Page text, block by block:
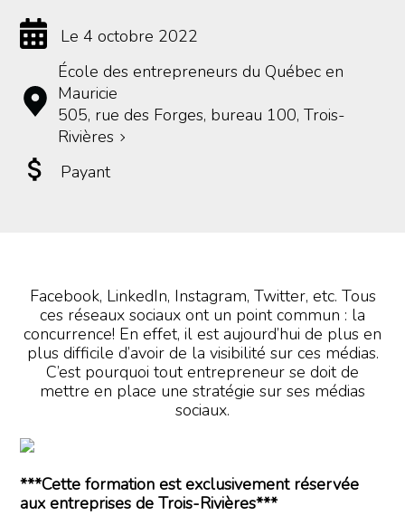
Le 4 octobre 2022
École des entrepreneurs du Québec en
Mauricie
505, rue des Forges, bureau 100, Trois-
Rivières
Payant
Facebook, LinkedIn, Instagram, Twitter, etc. Tous
ces réseaux sociaux ont un point commun : la
concurrence! En effet, il est aujourd’hui de plus en
plus difficile d’avoir de la visibilité sur ces médias.
C’est pourquoi tout entrepreneur se doit de
mettre en place une stratégie sur ses médias
sociaux.
***Cette formation est exclusivement réservée
aux entreprises de Trois-Rivières***